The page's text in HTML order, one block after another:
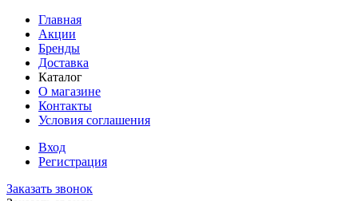
Главная
Акции
Бренды
Доставка
Каталог
О магазине
Контакты
Условия соглашения
Вход
Регистрация
Заказать звонок